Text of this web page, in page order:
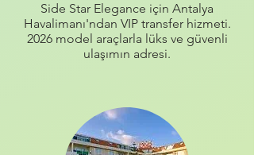
Side Star Elegance için Antalya
Havalimanı'ndan VIP transfer hizmeti.
2026 model araçlarla lüks ve güvenli
ulaşımın adresi.